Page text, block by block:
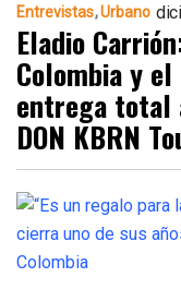
Entrevistas Urbano
Eladio
Colombia y
entrega total
DON KBRN